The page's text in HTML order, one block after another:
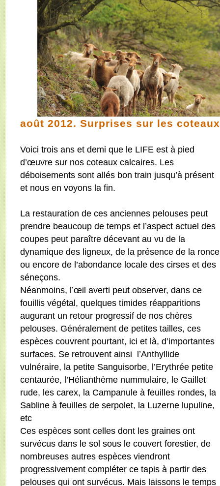
août 2012. Surprises sur les coteaux
Voici trois ans et demi que le LIFE est à pied
d’œuvre sur nos coteaux calcaires. Les
déboisements sont allés bon train jusqu’à présent
et nous en voyons la fin.
La restauration de ces anciennes pelouses peut
prendre beaucoup de temps et l’aspect actuel des
coupes peut paraître décevant au vu de la
dynamique des ligneux, de la présence de la ronce
ou encore de l’abondance locale des cirses et des
séneçons.
Néanmoins, l’œil averti peut observer, dans ce
fouillis végétal, quelques timides réapparitions
augurant un retour progressif de nos chères
pelouses. Généralement de petites tailles, ces
espèces couvrent pourtant, ici et là, d’importantes
surfaces. Se retrouvent ainsi l’Anthyllide
vulnéraire, la petite Sanguisorbe, l’Erythrée petite
centaurée, l’Hélianthème nummulaire, le Gaillet
rude, les carex, la Campanule à feuilles rondes, la
Sabline à feuilles de serpolet, la Luzerne lupuline,
etc
Ces espèces sont celles dont les graines ont
survécus dans le sol sous le couvert forestier, de
nombreuses autres espèces viendront
progressivement compléter ce tapis à partir des
pelouses qui ont survécus. Mais laissons le temps